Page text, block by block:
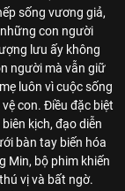
sống vương giả,
con người
lưu ấy không
người mà vẫn giữ
luôn vì cuộc sống
con. Điều đặc biệt
kịch, đạo diễn
bàn tay biến hóa
Min, bộ phim khiến
vị và bất ngờ.